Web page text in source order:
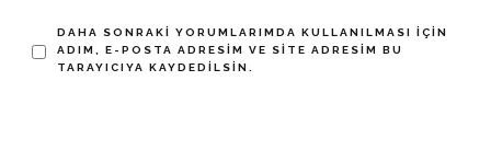
DAHA SONRAKI YORUMLARIMDA KULLANILMASI IÇIN
ADIM, E-POSTA ADRESIM VE SITE ADRESIM BU
TARAYICIYA KAYDEDILSIN.